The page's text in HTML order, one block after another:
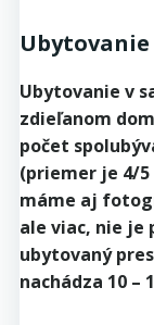
Ubytovanie
Ubytovanie v
zdieľanom
počet
(priemer je 4/5
máme aj
ale viac, nie je
ubytovaný
nachádza 10 –